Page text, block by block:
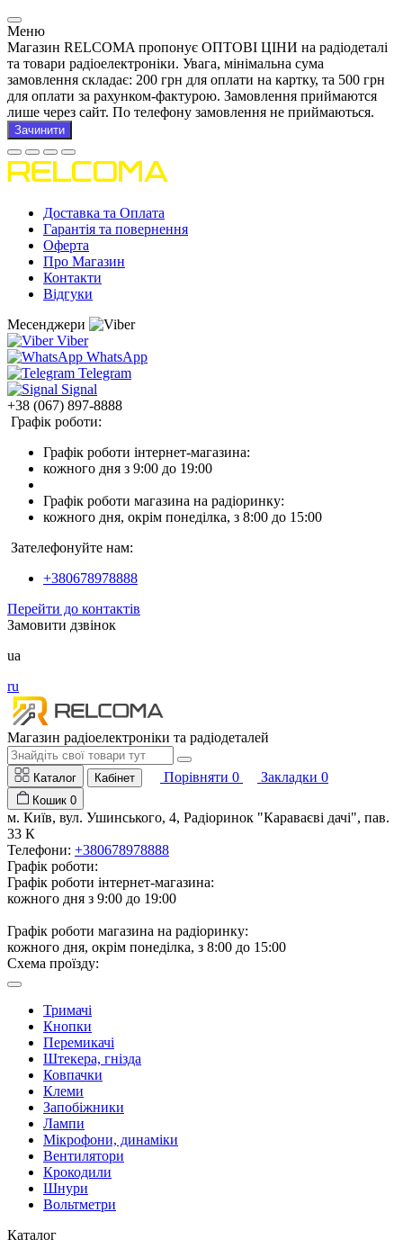
Меню
Магазин RELCOMA пропонує ОПТОВІ ЦІНИ на радіодеталі
та товари радіоелектроніки. Увага, мінімальна сума
замовлення складає: 200 грн для оплати на картку, та 500 грн
для оплати за рахунком-фактурою. Замовлення приймаются
лише через сайт. По телефону замовлення не приймаються.
Зачинити
Доставка та Оплата
Гарантія та повернення
Оферта
Про Магазин
Контакти
Відгуки
Месенджери
Viber
WhatsApp
Telegram
Signal
+38 (067) 897-8888
Графік роботи:
Графік роботи інтернет-магазина:
кожного дня з 9:00 до 19:00
Графік роботи магазина на радіоринку:
кожного дня, окрім понеділка, з 8:00 до 15:00
Зателефонуйте нам:
+380678978888
Перейти до контактів
Замовити дзвінок
ua
ru
Магазин радіоелектроніки та радіодеталей
Каталог Кабінет Порівняти 0 Закладки 0
Кошик 0
м. Київ, вул. Ушинського, 4, Радіоринок "Караваєві дачі", пав.
33 К
Телефони: +380678978888
Графік роботи:
Графік роботи інтернет-магазина:
кожного дня з 9:00 до 19:00
Графік роботи магазина на радіоринку:
кожного дня, окрім понеділка, з 8:00 до 15:00
Схема проїзду:
Тримачі
Кнопки
Перемикачі
Штекера, гнізда
Ковпачки
Клеми
Запобіжники
Лампи
Мікрофони, динаміки
Вентилятори
Крокодили
Шнури
Вольтметри
Каталог